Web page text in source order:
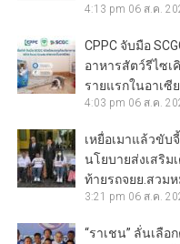
4:13 pm 06 ส.ค.
CPPC จับมือ
อาหารสัตว์รีไซเ
รายแรกในอาเซี
4:03 pm 06 ส.ค.
เหยื่อเมาแล้วขับ
นโยบายส่งเสริ
ท้ายรถจยย.สวม
3:21 pm 06 ส.ค.
“ราเชน” ลั่นเลือ